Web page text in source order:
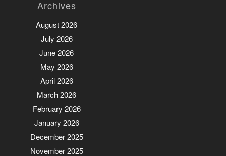
Archives
August 2026
July 2026
June 2026
May 2026
April 2026
March 2026
February 2026
January 2026
December 2025
November 2025